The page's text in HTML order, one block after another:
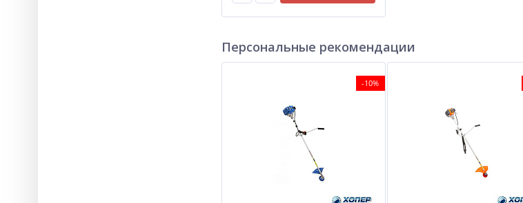
Персональные рекомендации
-10%